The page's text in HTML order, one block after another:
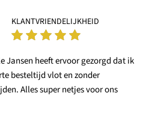
KLANTVRIENDELIJKHEID
Jansen heeft ervoor gezorgd dat ik
besteltijd vlot en zonder
Alles super netjes voor ons